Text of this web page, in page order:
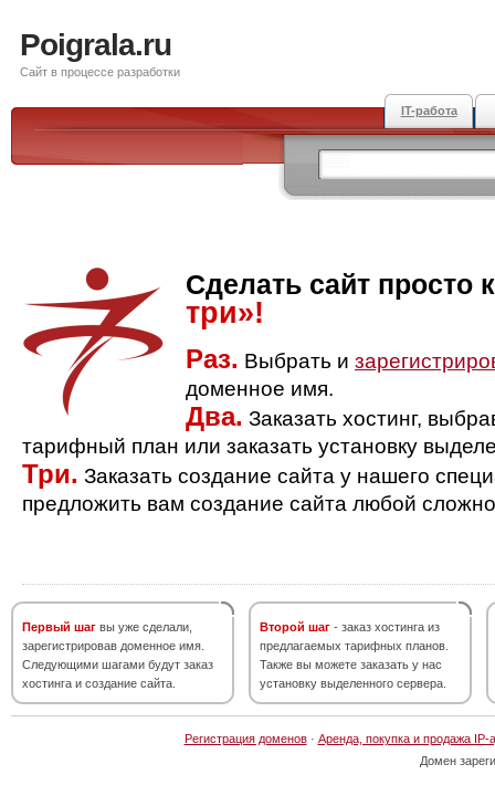
Poigrala.ru
Сайт в процессе разработки
IT-работа
Сделать сайт просто
три»!
Раз. Выбрать и
доменное имя.
Два. Заказать хостинг,
тарифный план или заказать установку
Три. Заказать создание сайта у нашего
предложить вам создание сайта любой
Первый шаг вы уже сделали,
зарегистрировав доменное имя.
Следующими шагами будут заказ
хостинга и создание сайта.
Второй шаг - заказ хостинга из
предлагаемых тарифных планов.
Также вы можете заказать у нас
установку выделенного сервера.
Регистрация доменов· Аренда, покупка и продажа IP-
Домен